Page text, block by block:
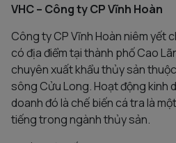
VHC – Công ty CP Vĩnh Hoàn
Công ty CP Vĩnh Hoàn niêm yết
có địa điểm tại thành phố Cao
chuyên xuất khẩu thủy sản
sông Cửu Long. Hoạt động kinh
doanh đó là chế biến cá tra là
tiếng trong ngành thủy sản.